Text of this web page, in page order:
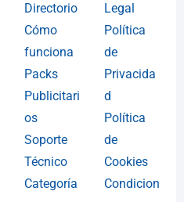
Directorio
Cómo
funciona
Packs
Publicitari
os
Soporte
Técnico
Categoría
Legal
Política
de
Privacida
d
Política
de
Cookies
Condicion